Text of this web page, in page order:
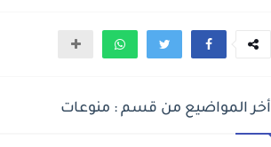
أخر المواضيع من قسم : منوعات